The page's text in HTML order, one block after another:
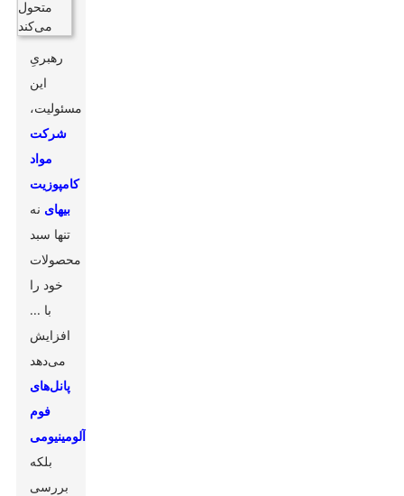
رهبریِ
این
مسئولیت،
شرکت
مواد
کامپوزیت
بیهای نه
تنها سبد
محصولات
خود را
با ...
افزایش
می‌دهد
پانل‌های
فوم
آلومینیومی
بلکه
بررسی